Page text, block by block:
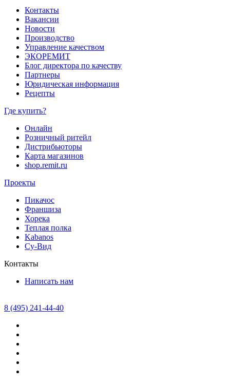
Контакты
Вакансии
Новости
Производство
Управление качеством
ЭКОРЕМИТ
Блог директора по качеству
Партнеры
Юридическая информация
Рецепты
Где купить?
Онлайн
Розничный ритейл
Дистрибьюторы
Карта магазинов
shop.remit.ru
Проекты
Пикачос
Франшиза
Хорека
Теплая полка
Kabanos
Су-Вид
Контакты
Написать нам
8 (495) 241-44-40